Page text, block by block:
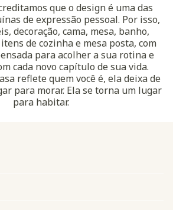
que o design é uma das
de expressão pessoal. Por isso,
decoração, cama, mesa, banho,
de cozinha e mesa posta, com
para acolher a sua rotina e
cada novo capítulo de sua vida.
reflete quem você é, ela deixa de
para morar. Ela se torna um lugar
para habitar.